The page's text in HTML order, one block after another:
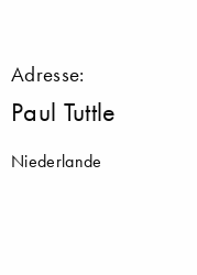
Adresse:
Paul Tuttle
Niederlande